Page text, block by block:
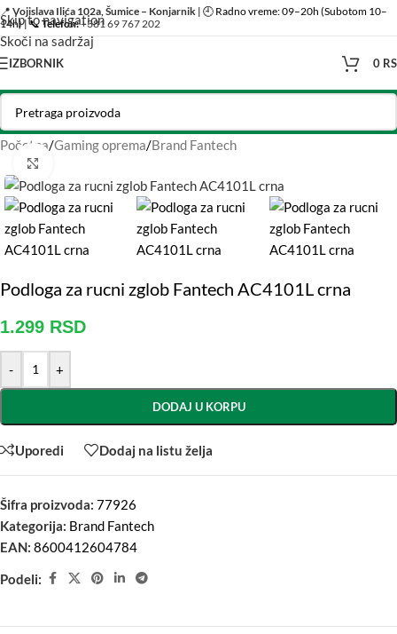
Skip to navigation
Skoči na sadržaj
📍 Vojislava Ilića 102a, Šumice – Konjarnik | 🕘 Radno vreme: 09–20h (Subotom 10–
14h) | 📞Telefon:+381 69 767 202
IZBORNIK 0
Početna/Gaming oprema/Brand Fantech
Podloga za rucni zglob Fantech AC4101L crna
1.299 RSD
- +
DODAJ U KORPU
Uporedi Dodaj na listu želja
Šifra proizvoda: 77926
Kategorija: Brand Fantech
EAN: 8600412604784
Podeli: